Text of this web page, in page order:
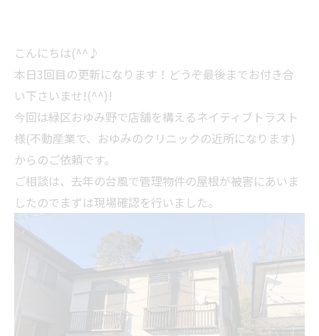
こんにちは(^^♪
本日3回目の更新になります！どうぞ最後までお付き合
い下さいませ!(^^)!
今回は緑区おゆみ野で店舗を構えるネイティブトラスト
様(不動産業で、おゆみのクリニックの近所になります)
からのご依頼です。
ご相談は、去年の台風で管理物件の屋根が被害にあいま
したのでまずは現場確認を行いました。